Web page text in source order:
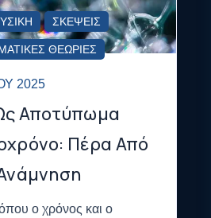
ΣΚΈΨΕΙΣ
ΘΕΩΡΊΕΣ
2025
Αποτύπωμα
Πέρα Από
ο χρόνος και ο